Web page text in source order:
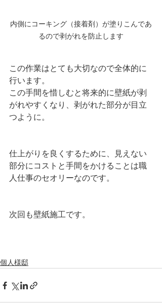
内側にコーキング（接着剤）が塗りこんであ
るので剥がれを防止します
この作業はとても大切なので全体的に
行います。
この手間を惜しむと将来的に壁紙が剥
がれやすくなり、剥がれた部分が目立
つように。
仕上がりを良くするために、見えない
部分にコストと手間をかけることは職
人仕事のセオリーなのです。
次回も壁紙施工です。
個人様邸